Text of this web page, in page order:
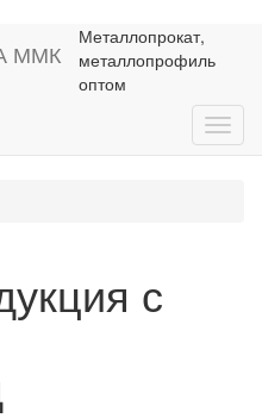
ММК
Металлопрокат,
металлопрофиль
оптом
с